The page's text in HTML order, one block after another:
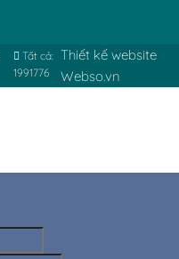
Tất cả:
1991776
Thiết kế website
Webso.vn